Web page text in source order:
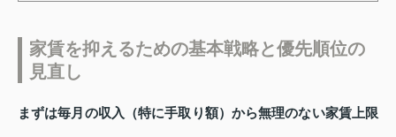
家賃を抑えるための基本戦略と優先順位の
見直し
まずは毎月の収入（特に手取り額）から無理のない家賃上限